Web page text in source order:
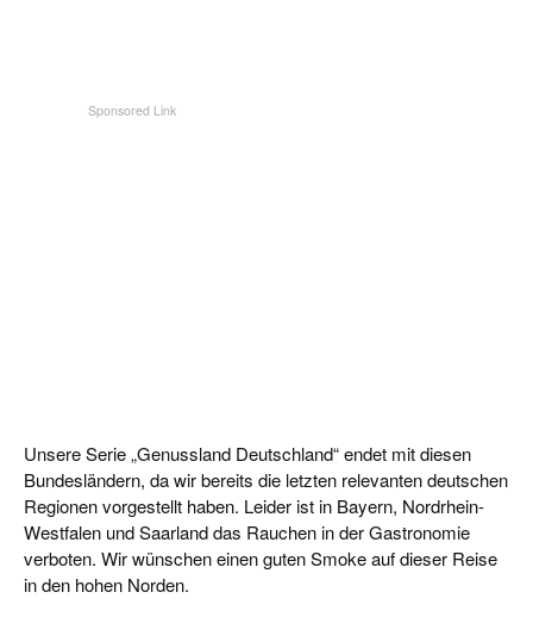
Unsere Serie „Genussland Deutschland“ endet mit diesen
Bundesländern, da wir bereits die letzten relevanten deutschen
Regionen vorgestellt haben. Leider ist in Bayern, Nordrhein-
Westfalen und Saarland das Rauchen in der Gastronomie
verboten. Wir wünschen einen guten Smoke auf dieser Reise
in den hohen Norden.